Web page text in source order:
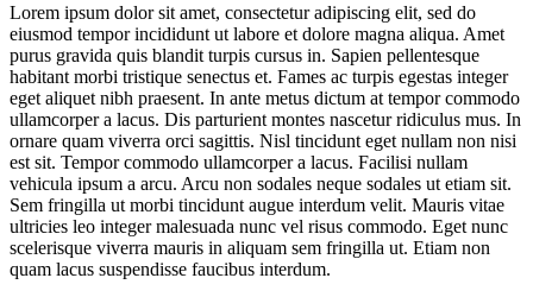
Lorem ipsum dolor sit amet, consectetur adipiscing elit, sed do
eiusmod tempor incididunt ut labore et dolore magna aliqua. Amet
purus gravida quis blandit turpis cursus in. Sapien pellentesque
habitant morbi tristique senectus et. Fames ac turpis egestas integer
eget aliquet nibh praesent. In ante metus dictum at tempor commodo
ullamcorper a lacus. Dis parturient montes nascetur ridiculus mus. In
ornare quam viverra orci sagittis. Nisl tincidunt eget nullam non nisi
est sit. Tempor commodo ullamcorper a lacus. Facilisi nullam
vehicula ipsum a arcu. Arcu non sodales neque sodales ut etiam sit.
Sem fringilla ut morbi tincidunt augue interdum velit. Mauris vitae
ultricies leo integer malesuada nunc vel risus commodo. Eget nunc
scelerisque viverra mauris in aliquam sem fringilla ut. Etiam non
quam lacus suspendisse faucibus interdum.